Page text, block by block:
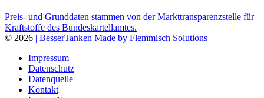
Preis- und Grunddaten stammen von der Markttransparenzstelle für
Kraftstoffe des Bundeskartellamtes.
© 2026 | BesserTanken Made by Flemmisch Solutions
Impressum
Datenschutz
Datenquelle
Kontakt